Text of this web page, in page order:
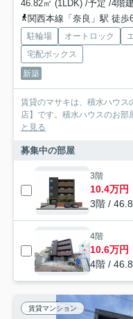
46.82㎡ (1LDK) /予定 /4階建
関西本線「奈良」駅 徒歩
駐輪場 オートロック
宅配ボックス
新築
賃貸のマサキは、積水ハウス
店】です。積水ハウスのお部
と見る
募集中の部屋
3階
10.4万円
3階 /
4階
10.6万円
4階 /
賃貸マンション